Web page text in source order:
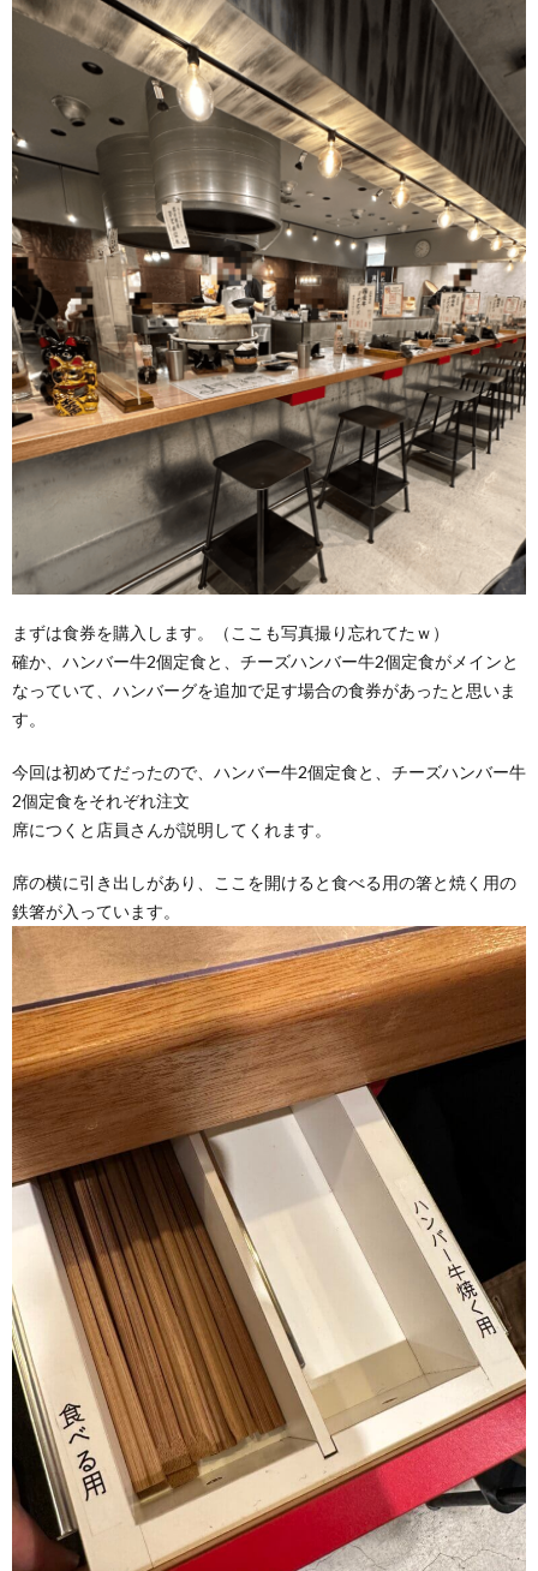
まずは食券を購入します。（ここも写真撮り忘れてたｗ）
確か、ハンバー牛2個定食と、チーズハンバー牛2個定食がメインと
なっていて、ハンバーグを追加で足す場合の食券があったと思いま
す。
今回は初めてだったので、ハンバー牛2個定食と、チーズハンバー牛
2個定食をそれぞれ注文
席につくと店員さんが説明してくれます。
席の横に引き出しがあり、ここを開けると食べる用の箸と焼く用の
鉄箸が入っています。